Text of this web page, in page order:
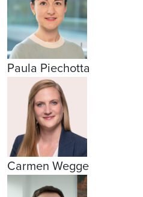
Paula Piechotta
Carmen Wegge